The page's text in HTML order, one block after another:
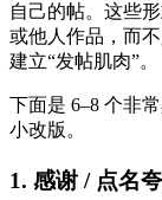
自己的帖。这些
或他人作品，而
建立“发帖肌肉”。
下面是 6–8 个非
小改版。
1. 感谢 / 点名